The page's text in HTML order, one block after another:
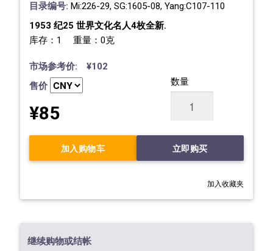
目录编号: Mi:226-29, SG:1605-08, Yang:C107-110
1953 纪25 世界文化名人4枚全新.
库存：1 重量：0克
市场参考价: ¥102
售价
¥85
数量
加入购物车 立即购买
加入收藏夹
继续购物或结帐